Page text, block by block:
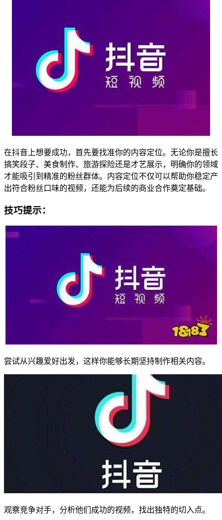
在抖音上想要成功，首先要找准你的内容定位。无论你是擅长
搞笑段子、美食制作、旅游探险还是才艺展示，明确你的领域
才能吸引到精准的粉丝群体。内容定位不仅可以帮助你稳定产
出符合粉丝口味的视频，还能为后续的商业合作奠定基础。
技巧提示：
尝试从兴趣爱好出发，这样你能够长期坚持制作相关内容。
观察竞争对手，分析他们成功的视频，找出独特的切入点。